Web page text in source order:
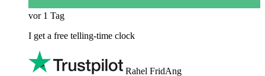
vor 1 Tag
I get a free telling-time clock
Rahel FridAng